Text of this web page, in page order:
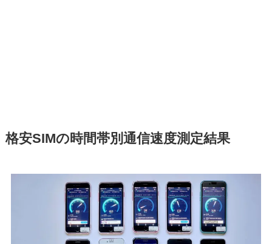
格安SIMの時間帯別通信速度測定結果